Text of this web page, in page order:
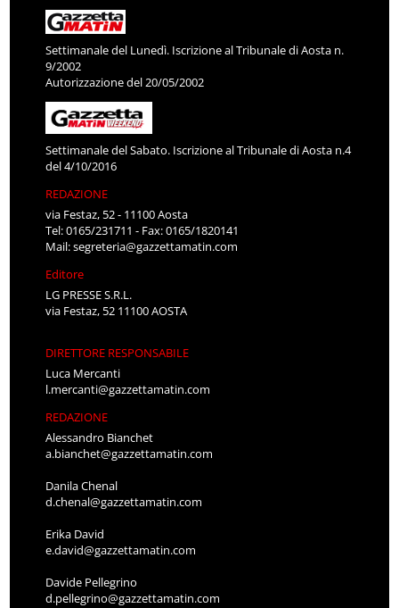
Settimanale del Lunedì. Iscrizione al Tribunale di Aosta n.
9/2002
Autorizzazione del 20/05/2002
Settimanale del Sabato. Iscrizione al Tribunale di Aosta n.4
del 4/10/2016
REDAZIONE
via Festaz, 52 - 11100 Aosta
Tel: 0165/231711 - Fax: 0165/1820141
Mail:segreteria@gazzettamatin.com
Editore
LG PRESSE S.R.L.
via Festaz, 52 11100 AOSTA
DIRETTORE RESPONSABILE
Luca Mercanti
l.mercanti@gazzettamatin.com
REDAZIONE
Alessandro Bianchet
a.bianchet@gazzettamatin.com
Danila Chenal
d.chenal@gazzettamatin.com
Erika David
e.david@gazzettamatin.com
Davide Pellegrino
d.pellegrino@gazzettamatin.com